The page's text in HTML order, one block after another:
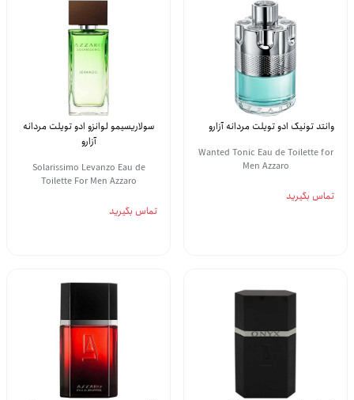
وانتد تونیک ادو تویلت مردانه آزارو
Wanted Tonic Eau de Toilette for
Men Azzaro
تماس بگیرید
سولاریسیمو لوانزو ادو تویلت مردانه
آزارو
Solarissimo Levanzo Eau de
Toilette For Men Azzaro
تماس بگیرید